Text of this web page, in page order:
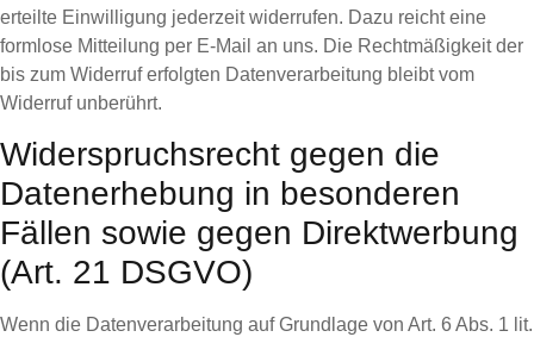
erteilte Einwilligung jederzeit widerrufen. Dazu reicht eine
formlose Mitteilung per E-Mail an uns. Die Rechtmäßigkeit der
bis zum Widerruf erfolgten Datenverarbeitung bleibt vom
Widerruf unberührt.
Widerspruchsrecht gegen die
Datenerhebung in besonderen
Fällen sowie gegen Direktwerbung
(Art. 21 DSGVO)
Wenn die Datenverarbeitung auf Grundlage von Art. 6 Abs. 1 lit.